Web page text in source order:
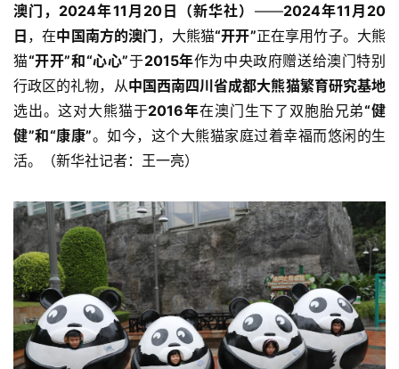
澳门，2024年11月20日（新华社） ——2024年11月20
日 ，在中国南方的澳门 ，大熊猫“开开”正在享用竹子。大熊
猫“开开”和“心心”于2015年作为中央政府赠送给澳门特别
行政区的礼物，从中国西南四川省成都大熊猫繁育研究基地
选出。这对大熊猫于2016年在澳门生下了双胞胎兄弟“健
健”和“康康”。如今，这个大熊猫家庭过着幸福而悠闲的生
活。（新华社记者：王一亮）